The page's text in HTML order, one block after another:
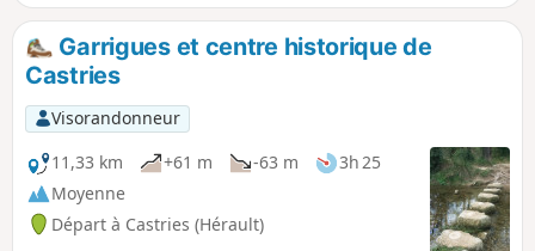
Garrigues et centre historique de
Castries
Visorandonneur
11,33 km
+61 m -63 m
3h 25
Moyenne
Départ à Castries (Hérault)